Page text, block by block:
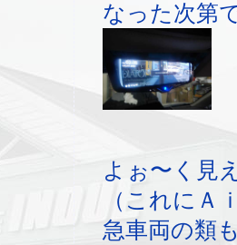
なった次第
よぉ〜く見
（これにＡ
急車両の類